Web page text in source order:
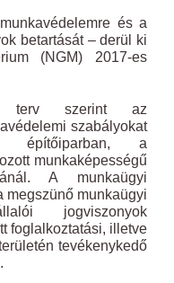
és a
betartását – derül ki
(NGM) 2017-es
terv szerint az
szabályokat
építőiparban, a
munkaképességű
A munkaügyi
megszünő munkaügyi
jogviszonyok
foglalkoztatási, illetve
tevékenykedő